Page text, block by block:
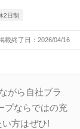
2日制
載終了日：2026/04/16
がら自社ブラ
プならではの充
方はぜひ!